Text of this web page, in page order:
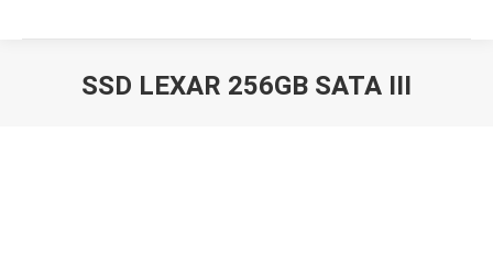
SSD LEXAR 256GB SATA III